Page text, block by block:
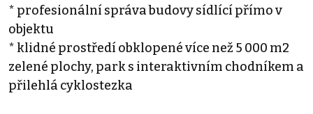
* profesionální správa budovy sídlící přímo v
objektu
* klidné prostředí obklopené více než 5 000 m2
zelené plochy, park s interaktivním chodníkem a
přilehlá cyklostezka